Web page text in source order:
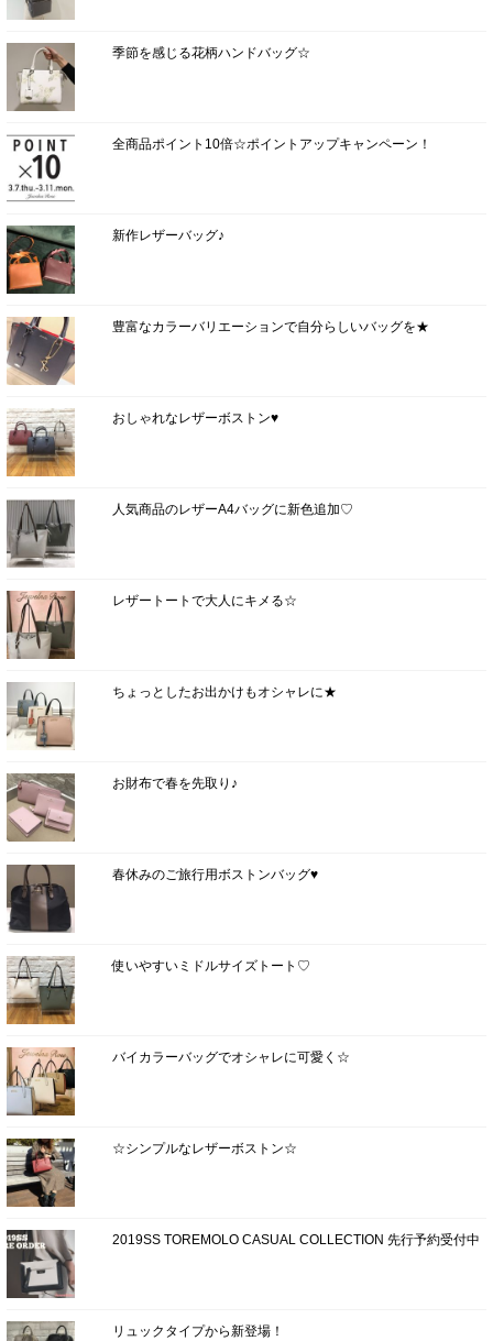
季節を感じる花柄ハンドバッグ☆
全商品ポイント10倍☆ポイントアップキャンペーン！
新作レザーバッグ♪
豊富なカラーバリエーションで自分らしいバッグを★
おしゃれなレザーボストン♥
人気商品のレザーA4バッグに新色追加♡
レザートートで大人にキメる☆
ちょっとしたお出かけもオシャレに★
お財布で春を先取り♪
春休みのご旅行用ボストンバッグ♥
使いやすいミドルサイズトート♡
バイカラーバッグでオシャレに可愛く☆
☆シンプルなレザーボストン☆
2019SS TOREMOLO CASUAL COLLECTION 先行予約受付中
リュックタイプから新登場！